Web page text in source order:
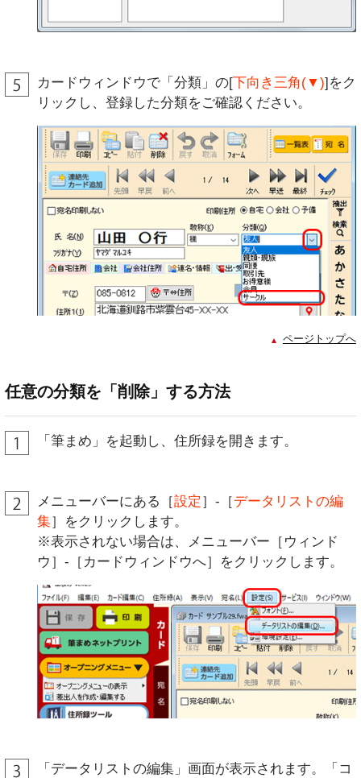
カードウィンドウで「分類」の[下向き三角(▼)]をク
リックし、登録した分類をご確認ください。
ページトップへ
任意の分類を「削除」する方法
「筆まめ」を起動し、住所録を開きます。
メニューバーにある［設定 ］-［データリストの編
集］をクリックします。
※表示されない場合は、メニューバー［ウィンド
ウ］-［カードウィンドウへ］をクリックします。
「データリストの編集」画面が表示されます。「コ